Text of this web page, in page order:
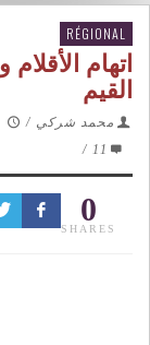
RÉGIONAL
اتهام
القيم
محمد شركي /
11
/
0
SHARES